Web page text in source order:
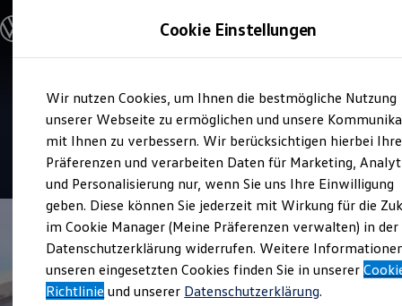
Hauptinhalt
springen
Footer
springen
Modelle & Konfigurator
Nutzfahrzeugkategorien entdecken
Modelle konfigurieren
Vorgängermodelle und Oldtimer
Vorgängermodelle
Oldtimer
Bulli Historie
Branchenlösungen & Gewerbekunden
Umbaulösungen und Hersteller finden
Auf- und Umbauten entdecken & konfigurieren
Groß- und Sonderkunden
Großkunden
Kommunen & Behörden
Journalisten
Sportvereine
Branchenlösungen
Verkauf und Service
Knubel in Stadtlohn
4.9| 46 Bewertungen
Cookie Einstellungen
Wir nutzen Cookies, um Ihnen die bestmögliche Nutzung
unserer Webseite zu ermöglichen und unsere
mit Ihnen zu verbessern. Wir berücksichtigen hierbei Ihre
Präferenzen und verarbeiten Daten für Marketing,
und Personalisierung nur, wenn Sie uns Ihre Einwilligung
geben. Diese können Sie jederzeit mit Wirkung für die
im Cookie Manager (Meine Präferenzen verwalten) in der
Datenschutzerklärung widerrufen. Weitere
unseren eingesetzten Cookies finden Sie in unserer
Richtlinie und unserer Datenschutzerklärung.